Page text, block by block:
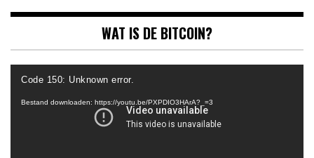
WAT IS DE BITCOIN?
Videospeler
Code 150: Unknown error.
Bestand downloaden: https://youtu.be/PXPDIO3HArA?_=3